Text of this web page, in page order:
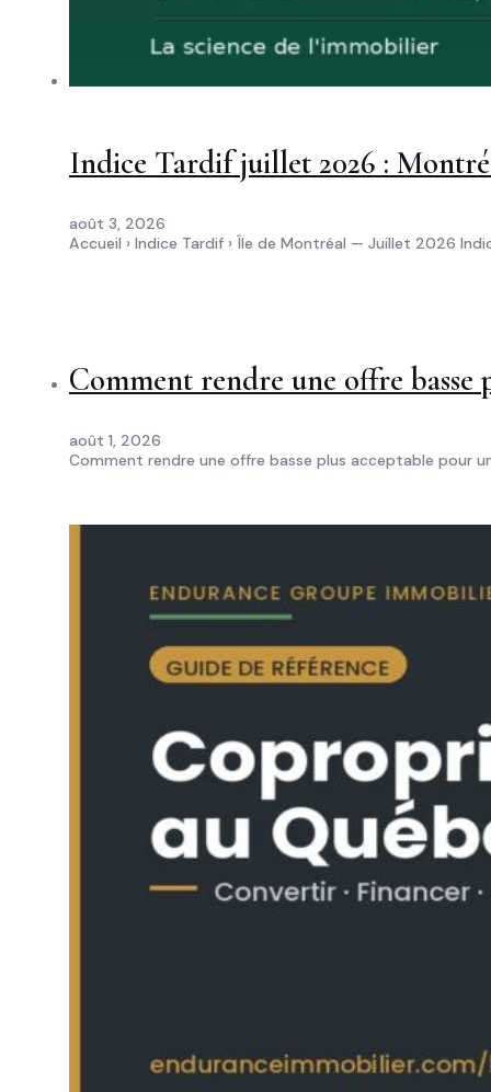
Indice Tardif juillet 2026 :
août 3, 2026
Accueil › Indice Tardif › Île de Montréal — Juillet 2026
Comment rendre une offre basse
août 1, 2026
Comment rendre une offre basse plus acceptable pour